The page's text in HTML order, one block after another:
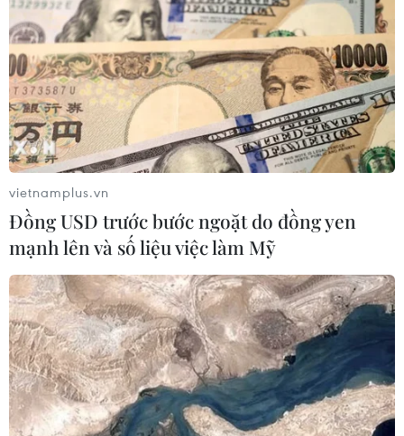
dịch COVID-19.
Mua xe ôtô cũ - xu hướng mua sắm tiết
kiệm của nhiều khách hàng
23/11/2020 04:02
vietnamplus.vn
Đồng USD trước bước ngoặt do đồng yen
mạnh lên và số liệu việc làm Mỹ